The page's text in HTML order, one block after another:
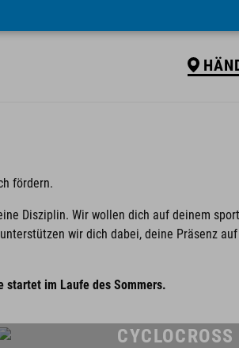
fördern.
Disziplin. Wir wollen dich auf deinem
wir dich dabei, deine Präsenz
startet im Laufe des Sommers.
CYCLOCROSS